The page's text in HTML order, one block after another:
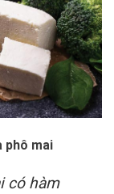
phô mai
có hàm